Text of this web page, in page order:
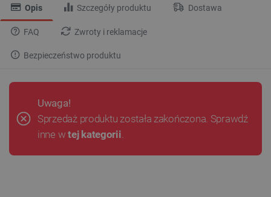
Opis Szczegóły produktu Dostawa
FAQ Zwroty i reklamacje
Bezpieczeństwo produktu
Uwaga!
Sprzedaż produktu została zakończona. Sprawdź
inne wtej kategorii.